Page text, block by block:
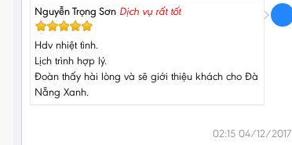
Nguyễn Trọng Sơn Dịch vụ rất tốt
Hdv nhiệt tình.
Lịch trình hợp lý.
Đoàn thấy hài lòng và sẽ giới thiệu khách cho Đà
Nẵng Xanh.
02:15 04/12/2017